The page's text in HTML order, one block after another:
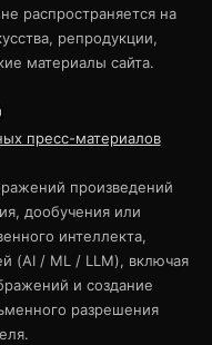
распространяется на
репродукции,
материалы сайта.
пресс-материалов
произведений
дообучения или
интеллекта,
(AI / ML / LLM), включая
и создание
разрешения